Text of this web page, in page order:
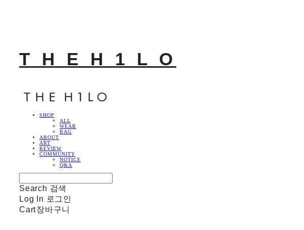
T H E H 1 L O
SHOP
ALL
WEAR
BAG
ABOUT
ART
REVIEW
COMMUNITY
NOTICE
Q&A
Search 검색
Log In 로그인
Cart장바구니